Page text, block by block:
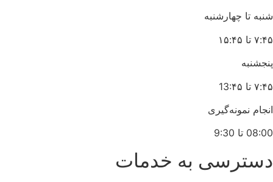
شنبه تا چهارشنبه
۷:۴۵ تا ۱۵:۴۵
پنجشنبه
۷:۴۵ تا 13:۴۵
انجام نمونه‌گیری
08:00 تا 9:30
دسترسی به خدمات